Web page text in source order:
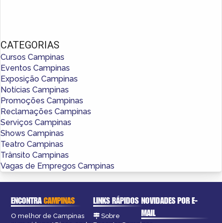
CATEGORIAS
Cursos Campinas
Eventos Campinas
Exposição Campinas
Notícias Campinas
Promoções Campinas
Reclamações Campinas
Serviços Campinas
Shows Campinas
Teatro Campinas
Trânsito Campinas
Vagas de Empregos Campinas
ENCONTRACAMPINAS
O melhor de Campinas
LINKS RÁPIDOS
Sobre
NOVIDADES POR E-
MAIL